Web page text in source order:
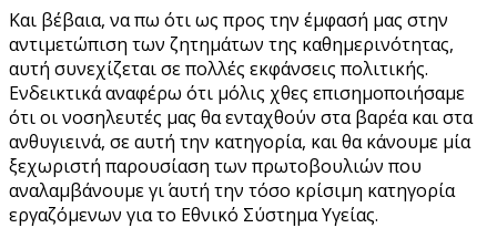
Και βέβαια, να πω ότι ως προς την έμφασή μας στην
αντιμετώπιση των ζητημάτων της καθημερινότητας,
αυτή συνεχίζεται σε πολλές εκφάνσεις πολιτικής.
Ενδεικτικά αναφέρω ότι μόλις χθες επισημοποιήσαμε
ότι οι νοσηλευτές μας θα ενταχθούν στα βαρέα και στα
ανθυγιεινά, σε αυτή την κατηγορία, και θα κάνουμε μία
ξεχωριστή παρουσίαση των πρωτοβουλιών που
αναλαμβάνουμε γι΄ αυτή την τόσο κρίσιμη κατηγορία
εργαζόμενων για το Εθνικό Σύστημα Υγείας.